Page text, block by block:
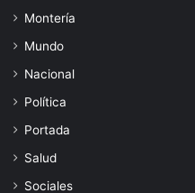
Montería
Mundo
Nacional
Política
Portada
Salud
Sociales